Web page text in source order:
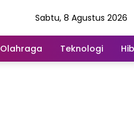
Sabtu, 8 Agustus 2026
Olahraga Teknologi